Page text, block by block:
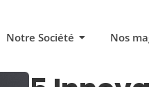
Notre Société Nos